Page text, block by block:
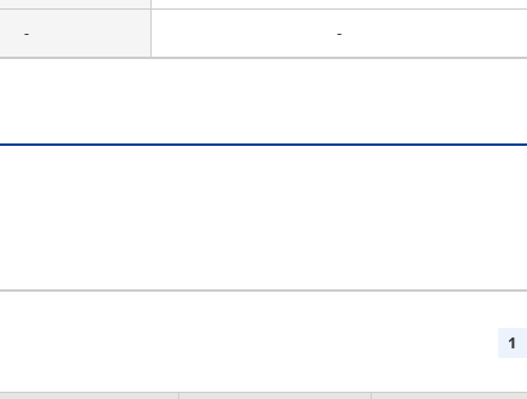
- -
1